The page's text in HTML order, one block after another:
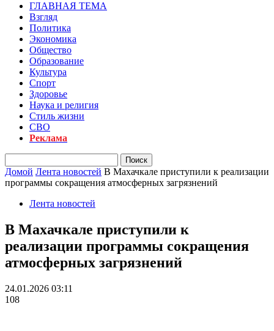
ГЛАВНАЯ ТЕМА
Взгляд
Политика
Экономика
Общество
Образование
Культура
Спорт
Здоровье
Наука и религия
Стиль жизни
СВО
Реклама
Домой Лента новостей В Махачкале приступили к реализации
программы сокращения атмосферных загрязнений
Лента новостей
В Махачкале приступили к
реализации программы сокращения
атмосферных загрязнений
24.01.2026 03:11
108